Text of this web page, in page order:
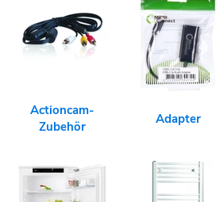
Actioncam-
Zubehör
Adapter